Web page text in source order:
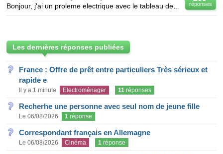
réponses
Les dernières réponses publiées
France : Offre de prêt entre particuliers Très sérieux et
rapide e
Il y a 1 minute Electroménager 11 réponses
Recherhe une personne avec seul nom de jeune fille
Le 06/08/2026 1 réponse
Correspondant français en Allemagne
Le 06/08/2026 Cinéma 1 réponse